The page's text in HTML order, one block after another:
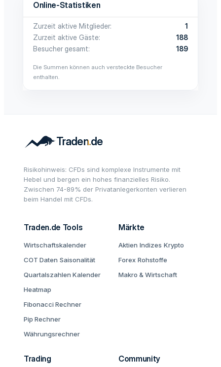
Online-Statistiken
Zurzeit aktive Mitglieder
1
Zurzeit aktive Gäste
188
Besucher gesamt
189
Die Summen können auch versteckte Besucher
enthalten.
Risikohinweis: CFDs sind komplexe Instrumente mit
Hebel und bergen ein hohes finanzielles Risiko.
Zwischen 74-89% der Privatanlegerkonten verlieren
beim Handel mit CFDs.
Traden.de Tools
Wirtschaftskalender
COT Daten Saisonalität
Quartalszahlen Kalender
Heatmap
Fibonacci Rechner
Pip Rechner
Währungsrechner
Märkte
Aktien Indizes Krypto
Forex Rohstoffe
Makro & Wirtschaft
Trading Community